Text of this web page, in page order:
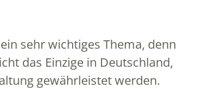
sehr wichtiges Thema, denn
das Einzige in Deutschland,
gewährleistet werden.